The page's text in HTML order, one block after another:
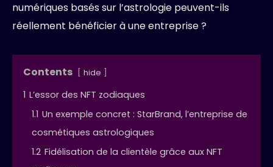
numériques basés sur l’astrologie peuvent-ils
réellement bénéficier à une entreprise ?
Contents hide
1 L’essor des NFT zodiaques
1.1 Un exemple concret : StarBrand, l’entreprise de
cosmétiques astrologiques
1.2 Fidélisation de la clientèle grâce aux NFT